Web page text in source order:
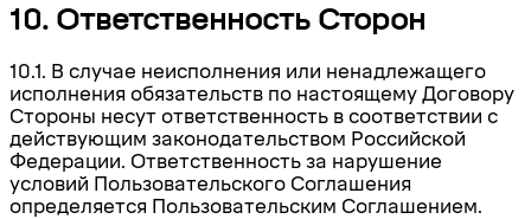
10. Ответственность Сторон
10.1. В случае неисполнения или ненадлежащего
исполнения обязательств по настоящему Договору
Стороны несут ответственность в соответствии с
действующим законодательством Российской
Федерации. Ответственность за нарушение
условий Пользовательского Соглашения
определяется Пользовательским Соглашением.